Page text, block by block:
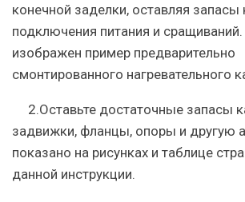
конечной заделки, оставляя запасы
подключения питания и
изображен пример предварительно
смонтированного нагревательного
2.Оставьте достаточные запасы
задвижки, фланцы, опоры и другую
показано на рисунках и таблице
данной инструкции.